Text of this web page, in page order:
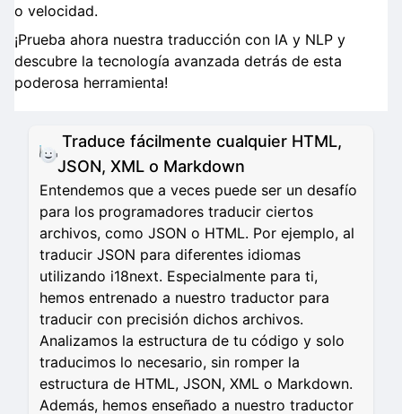
o velocidad.
¡Prueba ahora nuestra traducción con IA y NLP y
descubre la tecnología avanzada detrás de esta
poderosa herramienta!
Traduce fácilmente cualquier HTML,
JSON, XML o Markdown
Entendemos que a veces puede ser un desafío
para los programadores traducir ciertos
archivos, como JSON o HTML. Por ejemplo, al
traducir JSON para diferentes idiomas
utilizando i18next. Especialmente para ti,
hemos entrenado a nuestro traductor para
traducir con precisión dichos archivos.
Analizamos la estructura de tu código y solo
traducimos lo necesario, sin romper la
estructura de HTML, JSON, XML o Markdown.
Además, hemos enseñado a nuestro traductor